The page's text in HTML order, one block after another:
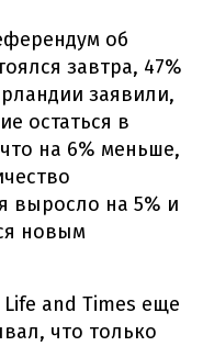
об
завтра, 47%
заявили,
остаться в
на 6% меньше,
выросло на 5% и
новым
and Times еще
что только